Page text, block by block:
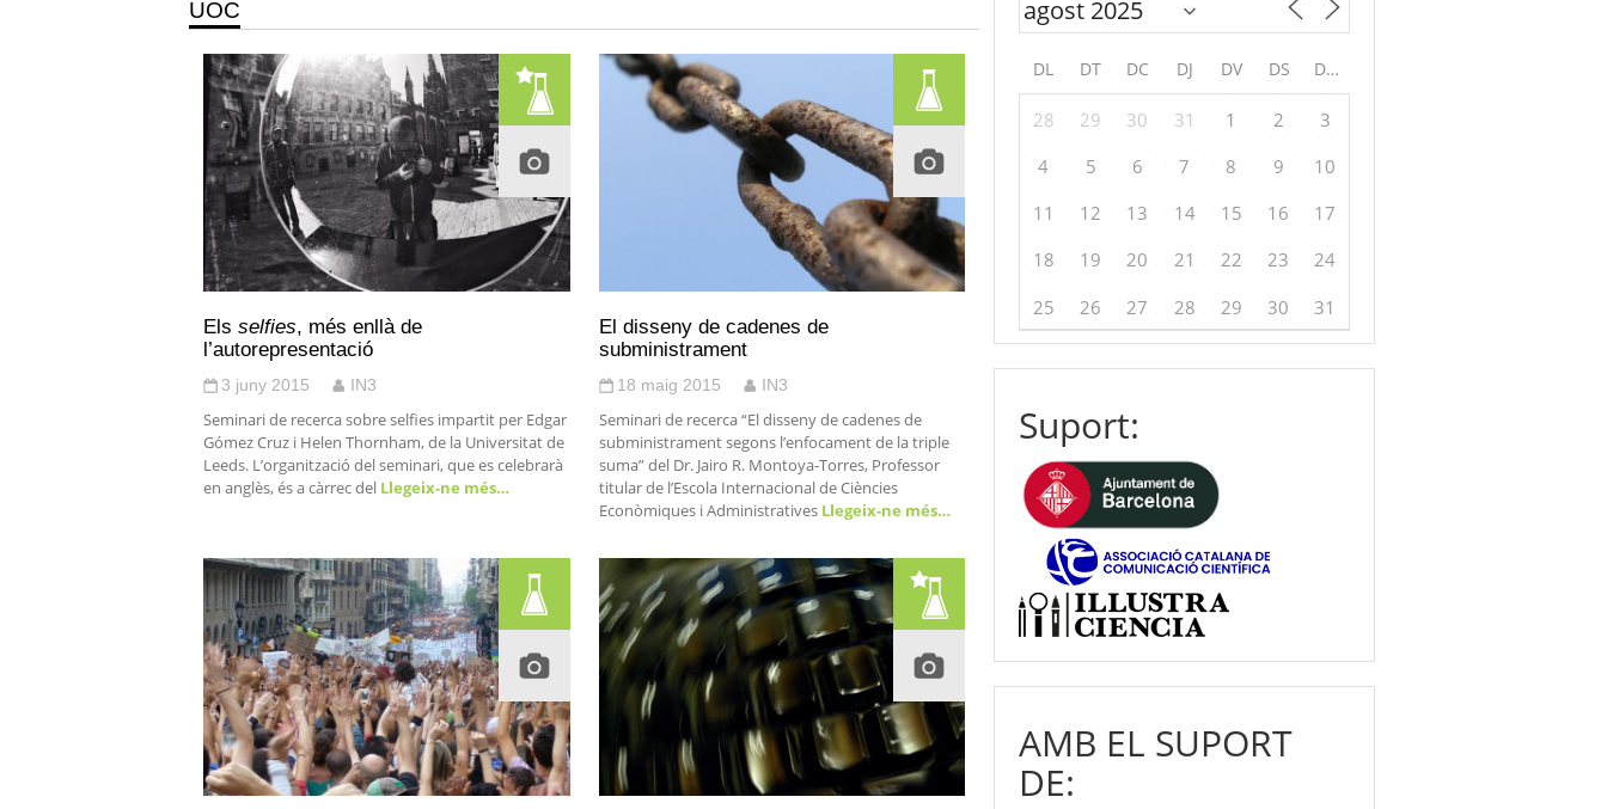
UOC
Els selfies, més enllà de
l’autorepresentació
3 juny 2015 IN3
Seminari de recerca sobre selfies impartit per Edgar
Gómez Cruz i Helen Thornham, de la Universitat de
Leeds. L’organització del seminari, que es celebrarà
en anglès, és a càrrec del Llegeix-ne més…
El disseny de cadenes de
subministrament
18 maig 2015 IN3
Seminari de recerca “El disseny de cadenes de
subministrament segons l’enfocament de la triple
suma” del Dr. Jairo R. Montoya-Torres, Professor
titular de l’Escola Internacional de Ciències
Econòmiques i AdministrativesLlegeix-ne més…
DL DT DC DJ DV DS DG
28 29 30 31 1 2
3
4
5 6 7 8 9
10
11
12 13 14 15 16
17
18
19 20 21 22 23
24
25
26 27 28 29 30 31
Suport:
AMB EL SUPORT
DE: